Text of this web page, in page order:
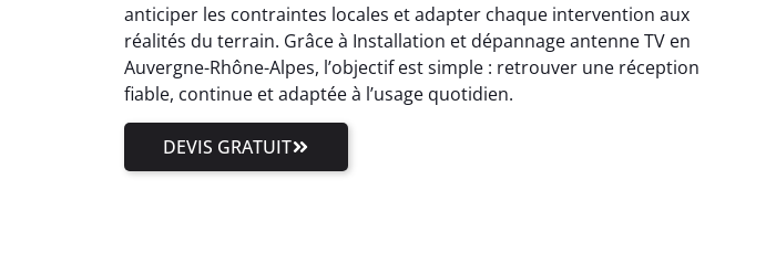
anticiper les contraintes locales et adapter chaque intervention aux
réalités du terrain. Grâce à Installation et dépannage antenne TV en
Auvergne-Rhône-Alpes, l’objectif est simple : retrouver une réception
fiable, continue et adaptée à l’usage quotidien.
DEVIS GRATUIT